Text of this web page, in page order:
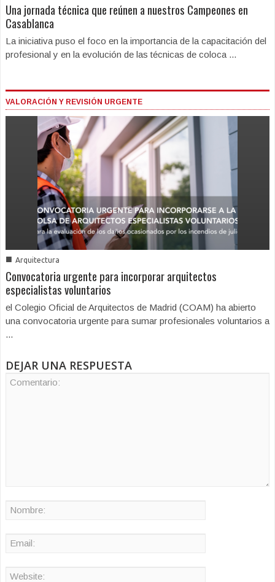
Una jornada técnica que reúnen a nuestros Campeones en
Casablanca
La iniciativa puso el foco en la importancia de la capacitación del
profesional y en la evolución de las técnicas de coloca ...
VALORACIÓN Y REVISIÓN URGENTE
■ Arquitectura
Convocatoria urgente para incorporar arquitectos
especialistas voluntarios
el Colegio Oficial de Arquitectos de Madrid (COAM) ha abierto
una convocatoria urgente para sumar profesionales voluntarios a
...
DEJAR UNA RESPUESTA